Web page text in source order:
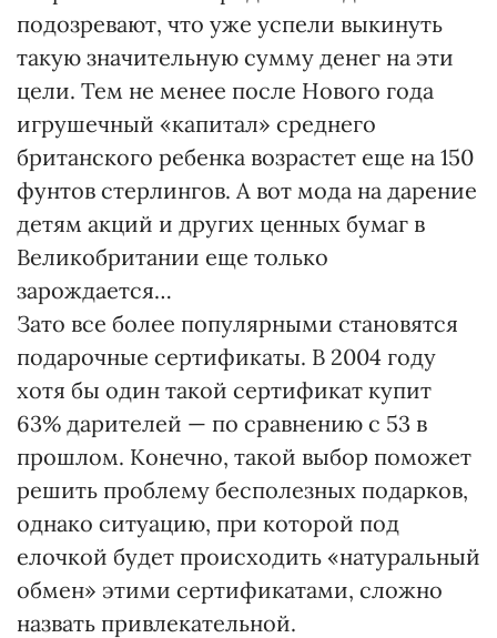
подозревают, что уже успели выкинуть
такую значительную сумму денег на эти
цели. Тем не менее после Нового года
игрушечный «капитал» среднего
британского ребенка возрастет еще на 150
фунтов стерлингов. А вот мода на дарение
детям акций и других ценных бумаг в
Великобритании еще только
зарождается…
Зато все более популярными становятся
подарочные сертификаты. В 2004 году
хотя бы один такой сертификат купит
63% дарителей — по сравнению с 53 в
прошлом. Конечно, такой выбор поможет
решить проблему бесполезных подарков,
однако ситуацию, при которой под
елочкой будет происходить «натуральный
обмен» этими сертификатами, сложно
назвать привлекательной.